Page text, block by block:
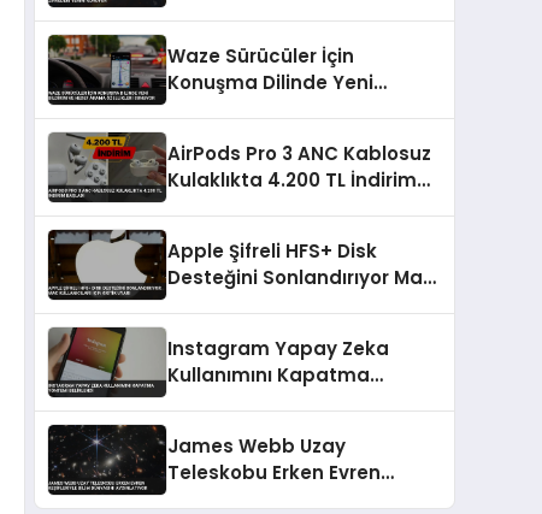
Waze Sürücüler İçin
Konuşma Dilinde Yeni
AirPods Pro 3 ANC Kablosuz
Kulaklıkta 4.200 TL İndirim
Apple Şifreli HFS+ Disk
Desteğini Sonlandırıyor Mac
Instagram Yapay Zeka
Kullanımını Kapatma
James Webb Uzay
Teleskobu Erken Evren